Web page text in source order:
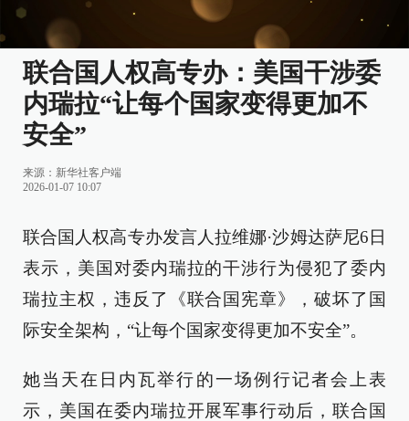
联合国人权高专办：美国干涉委
内瑞拉“让每个国家变得更加不
安全”
来源： 新华社客户端
2026-01-07 10:07
联合国人权高专办发言人拉维娜·沙姆达萨尼6日
表示，美国对委内瑞拉的干涉行为侵犯了委内
瑞拉主权，违反了《联合国宪章》，破坏了国
际安全架构，“让每个国家变得更加不安全”。
她当天在日内瓦举行的一场例行记者会上表
示，美国在委内瑞拉开展军事行动后，联合国